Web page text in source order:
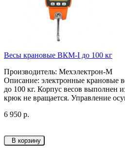
Весы крановые ВКМ-I до 100 кг
Производитель: Мехэлектрон-М
Описание: электронные крановые
до 100 кг. Корпус весов выполнен
крюк не вращается. Управление
6 950 р.
В корзину